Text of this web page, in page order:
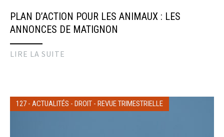
PLAN D’ACTION POUR LES ANIMAUX : LES
ANNONCES DE MATIGNON
LIRE LA SUITE
127 - ACTUALITÉS - DROIT - REVUE TRIMESTRIELLE